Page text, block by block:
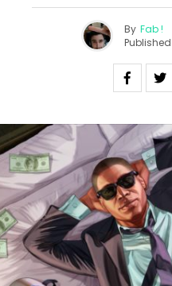
By Fab !
Published